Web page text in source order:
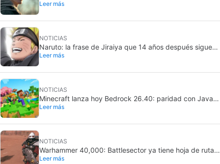
Agent en Netflix
Leer más
NOTICIAS
Naruto: la frase de Jiraiya que 14 años después sigue
definiendo al shonen
Leer más
NOTICIAS
Minecraft lanza hoy Bedrock 26.40: paridad con Java y
bloques experimentales
Leer más
NOTICIAS
Warhammer 40,000: Battlesector ya tiene hoja de ruta:
DLC narrativo en 2026 y nueva facción en 2027
Leer más